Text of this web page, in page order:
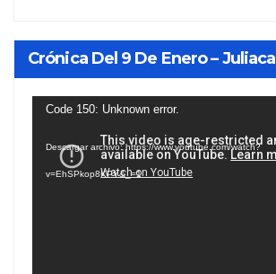
Crónica Del 9 De Enero – Juliaca
Reproductor
vídeo
Code 150: Unknown error.
Descargar archivo: https://www.youtube.com/watch?
v=EhSPkop8KPY&_=1